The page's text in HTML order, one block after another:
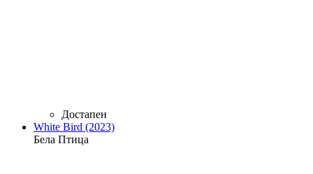
Достапен
White Bird (2023)
Бела Птица